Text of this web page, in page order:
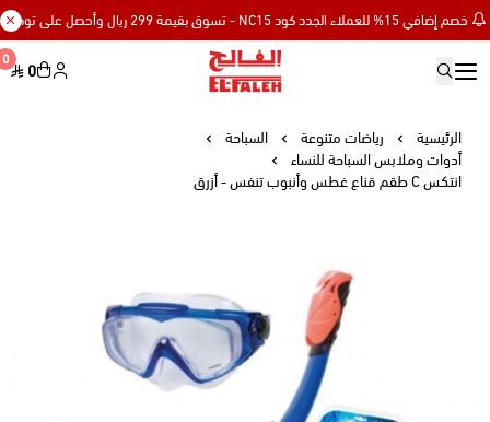
خصم إضافي 15% للعملاء الجدد كود NC15 - تسوق بقيمة 299 ريال وأحصل على توصيل مجاني
0 0
الرئيسية رياضات متنوعة
السباحة
أدوات وملابس السباحة للنساء
انتكس C طقم قناع غطس وأنبوب تنفس - أزرق